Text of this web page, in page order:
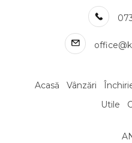
Case de inchiriat 3 camere
Case de inchiriat 4 camere
Case de inchiriat 5 camere
Apartamente de inchiriat
Apartamente de inchiriat in Cluj-
Apartamente de inchiriat in Cluj-
Apartamente de inchiriat in Cluj-
Acasă Vânzări
Utile